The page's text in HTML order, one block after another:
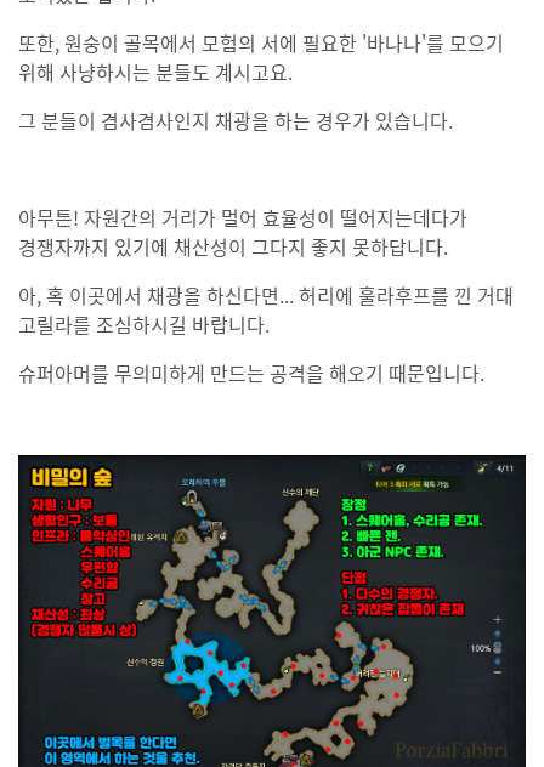
또한, 원숭이 골목에서 모험의 서에 필요한 '바나나'를 모으기
위해 사냥하시는 분들도 계시고요.
그 분들이 겸사겸사인지 채광을 하는 경우가 있습니다.
아무튼! 자원간의 거리가 멀어 효율성이 떨어지는데다가
경쟁자까지 있기에 채산성이 그다지 좋지 못하답니다.
아, 혹 이곳에서 채광을 하신다면... 허리에 훌라후프를 낀 거대
고릴라를 조심하시길 바랍니다.
슈퍼아머를 무의미하게 만드는 공격을 해오기 때문입니다.